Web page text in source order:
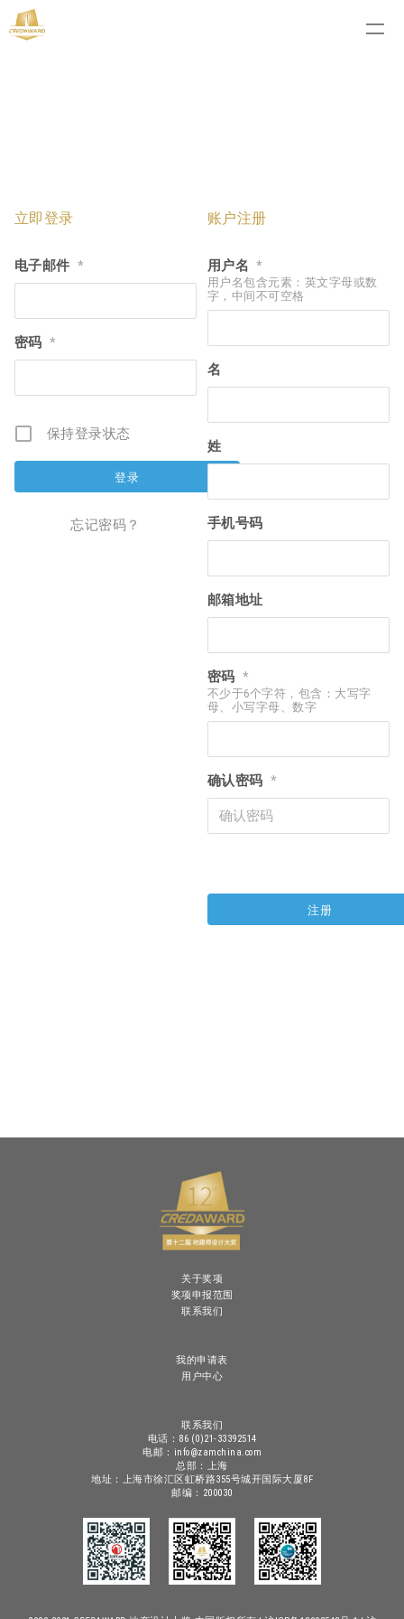
立即登录
电子邮件 *
密码 *
保持登录状态
忘记密码？
账户注册
用户名 *
用户名包含元素：英文字母或数
字，中间不可空格
名
姓
手机号码
邮箱地址
密码 *
不少于6个字符，包含：大写字
母、小写字母、数字
确认密码 *
关于奖项
奖项申报范围
联系我们
我的申请表
用户中心
联系我们
电话：86 (0)21-33392514
电邮：info@zamchina.com
总部：上海
地址：上海市徐汇区虹桥路355号城开国际大厦8F
邮编：200030